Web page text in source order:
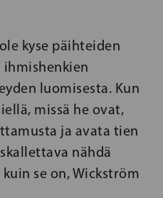
kyse päihteiden
ihmishenkien
luomisesta. Kun
missä he ovat,
ja avata tien
nähdä
se on, Wickström